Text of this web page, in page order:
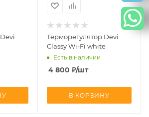
Терморегулятор Devi
Classy Wi-Fi white
Есть в наличии
4 800 ₽/шт
В КОРЗИНУ